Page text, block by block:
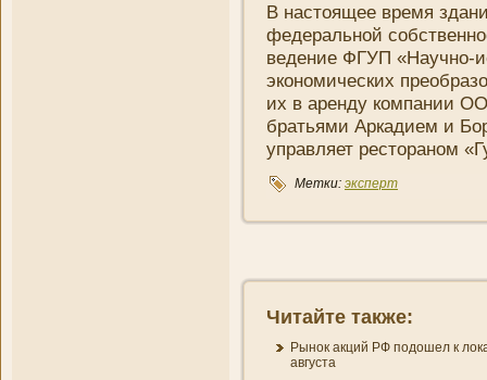
В настоящее время
федеральной
ведени­е ФГУП «Научно-
экономических
их в аренду компани­и
братьями Аркадием и
управляет рестораном
Метки: эксперт
Читайте также:
Рынок акций РФ подошел к
августа